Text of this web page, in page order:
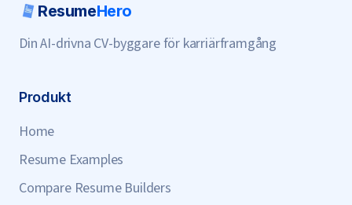
ResumeHero
Din AI-drivna CV-byggare för karriärframgång
Produkt
Home
Resume Examples
Compare Resume Builders